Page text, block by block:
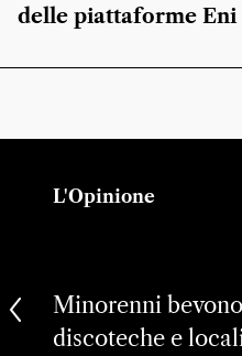
delle piattaforme Eni
L'Opinione
Minorenni
discoteche e